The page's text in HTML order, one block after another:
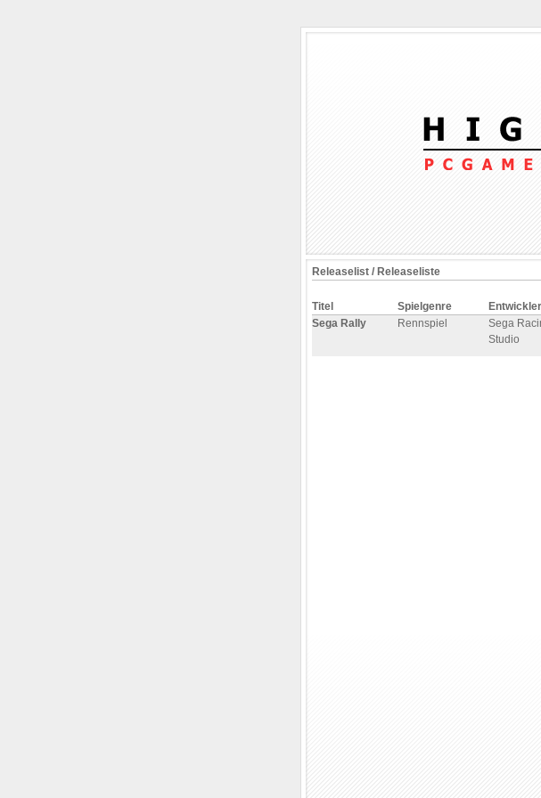
Releaselist / Releaseliste
Titel Spielgenre Entwickler
Sega Rally
Rennspiel
Sega
Studio